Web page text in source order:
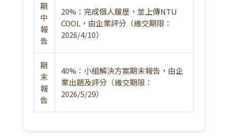
第9週 - 4/20｜職場溝通學1
講師：台積電慈善基金會-彭冠宇執行長
📝內容：探討基本理論如何應用於職場，提升
第10週 - 4/27｜
期
中
報
告
20%：完成個人履歷，並上傳NTU
COOL，由企業評分（繳交期限：
2026/4/10）
期
末
報
告
40%：小組解決方案期末報告，由企
業出題及評分（繳交期限：
2026/5/29）